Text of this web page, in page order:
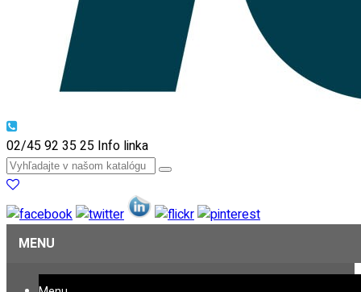
02/45 92 35 25 Info linka
MENU